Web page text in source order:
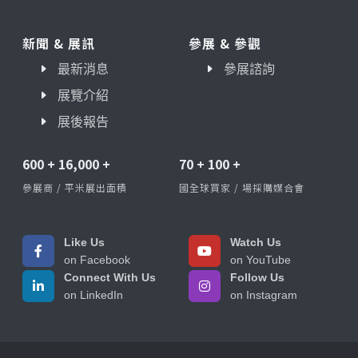
新聞 & 展訊
最新消息
展覽介紹
展後報告
參展 & 參觀
參展諮詢
600 + 16,000 +
參展商 / 平米展出面積
70 + 100 +
國全球買家 / 場採購媒合會
Like Us
on Facebook
Watch Us
on YouTube
Connect With Us
on LinkedIn
Follow Us
on Instagram